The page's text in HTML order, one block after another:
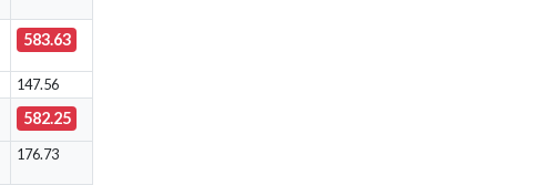
583.63
147.56
582.25
176.73